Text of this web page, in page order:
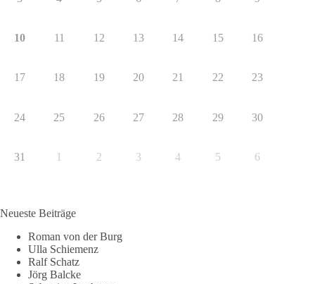
10 11 12 13 14 15 16
17 18 19 20 21 22 23
24 25 26 27 28 29 30
31 1 2 3 4 5 6
Neueste Beiträge
Roman von der Burg
Ulla Schiemenz
Ralf Schatz
Jörg Balcke